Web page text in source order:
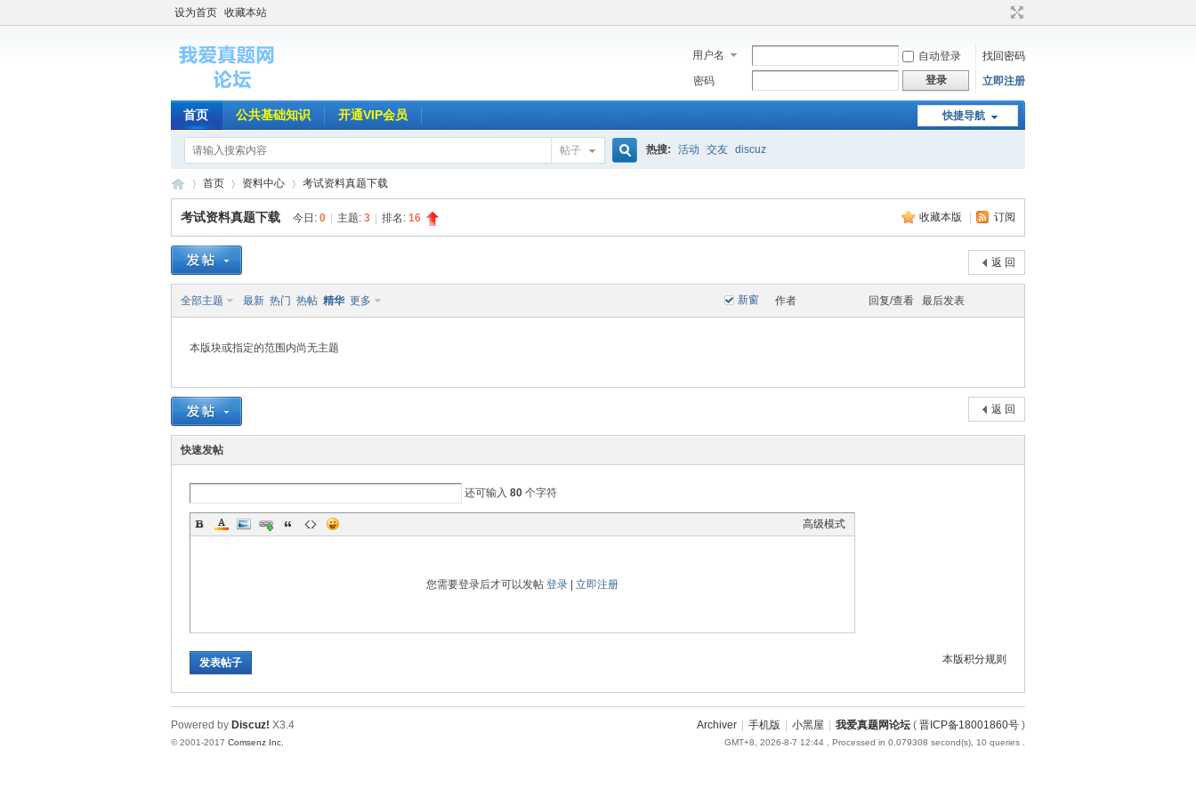
设为首页 收藏本站
用户名 自动登录
找回密码
密码
登录 立即注册
快捷导航
首页 公共基础知识 开通VIP会员
帖子 热搜: 活动 交友 discuz
爱
»
首页
›
资料中心 考试资料真题下载
收藏本版 订阅
考试资料真题下载 今日: 0 主题: 3 排名: 16
返 回
新窗
全部主题 最新 热门 热帖 精华 更多 作者 回复/查看 最后发表
本版块或指定的范围内尚无主题
返 回
快速发帖
还可输入 80 个字符
高级模式
您需要登录后才可以发帖 登录 立即注册
本版积分规则
发表帖子
Archiver 手机版 小黑屋 我爱真题网论坛 ( 晋ICP备18001860号 )
GMT+8, 2026-8-7 12:44 , Processed in 0.079308 second(s), 10 queries .
Powered by Discuz! X3.4
© 2001-2017 Comsenz Inc.